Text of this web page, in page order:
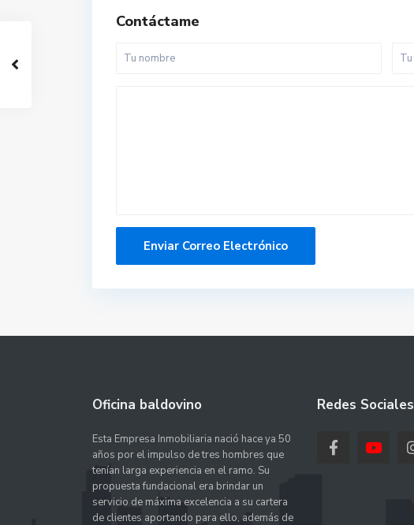
Contáctame
Oficina baldovino
Esta Empresa Inmobiliaria nació hace ya 50
años por el impulso de tres hombres que
tenían larga experiencia en el ramo. Su
propuesta fundacional era brindar un
servicio de máxima excelencia a su cartera
de clientes aportando para ello, además de
Redes Sociales